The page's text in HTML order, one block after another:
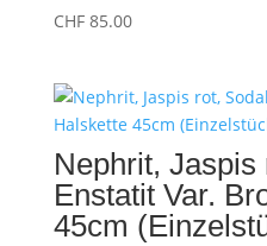
CHF85.00
Nephrit, Jaspis
Enstatit Var.
45cm